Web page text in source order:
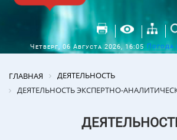
Четверг, 06 Августа 2026, 16:05 Погода
ГЛАВНАЯ
ДЕЯТЕЛЬНОСТЬ
ДЕЯТЕЛЬНОСТЬ ЭКСПЕРТНО-